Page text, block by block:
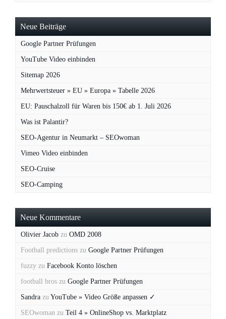
Neue Beiträge
Google Partner Prüfungen
YouTube Video einbinden
Sitemap 2026
Mehrwertsteuer » EU » Europa » Tabelle 2026
EU: Pauschalzoll für Waren bis 150€ ab 1. Juli 2026
Was ist Palantir?
SEO-Agentur in Neumarkt – SEOwoman
Vimeo Video einbinden
SEO-Cruise
SEO-Camping
Neue Kommentare
Olivier Jacob zu OMD 2008
Football predictions zu Google Partner Prüfungen
fuzzy zu Facebook Konto löschen
football bros zu Google Partner Prüfungen
Sandra zu YouTube » Video Größe anpassen ✓
SEOwoman zu Teil 4 » OnlineShop vs. Marktplatz